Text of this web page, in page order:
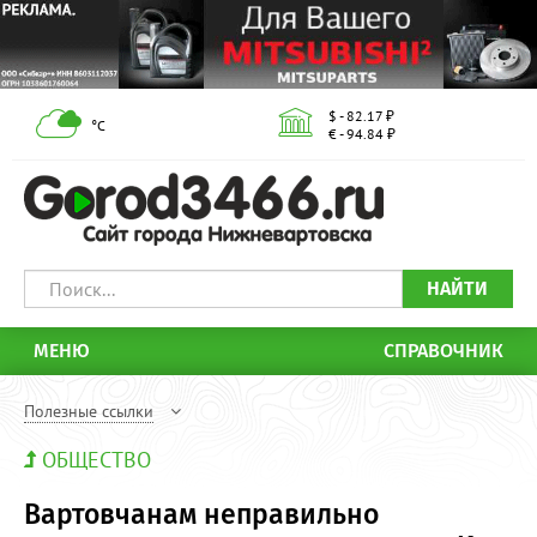
°С
$ - 82.17 ₽
€ - 94.84 ₽
НАЙТИ
МЕНЮ СПРАВОЧНИК
Полезные ссылки
ОБЩЕСТВО
Вартовчанам неправильно